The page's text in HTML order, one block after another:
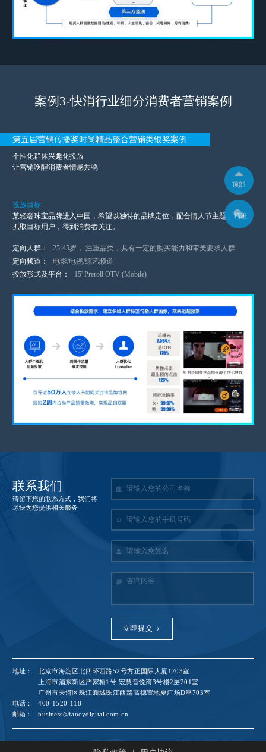
案例3-快消行业细分消费者营销案例
第五届营销传播奖时尚精品整合营销类银奖案例
个性化群体兴趣化投放
让营销唤醒消费者情感共鸣
投放目标
某轻奢珠宝品牌进入中国，希望以独特的品牌定位，配合情人节主题，精准
抓取目标用户，得到消费者关注。
定向人群 ：
25-45岁， 注重品类，具有一定的购买能力和审美要求人群
定向频道 ：
电影/电视/综艺频道
投放形式及平台 ： 15' Preroll OTV (Mobile)
顶部
联系我们
请留下您的联系方式，我们将
尽快为您提供相关服务
立即提交
地址：
北京市海淀区北四环西路52号方正国际大厦1703室
上海市浦东新区严家桥1号 宏慧音悦湾3号楼2层201室
广州市天河区珠江新城珠江西路高德置地夏广场D座703室
电话：
400-1520-118
邮箱：
business@fancydigital.com.cn